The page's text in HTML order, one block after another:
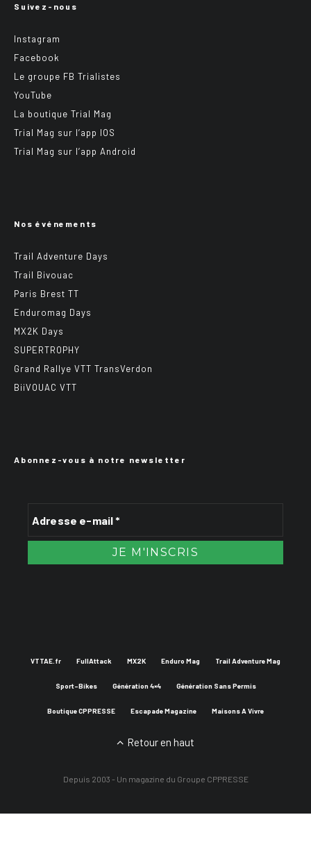
Suivez-nous
Instagram
Facebook
Le groupe FB Trialistes
YouTube
La boutique Trial Mag
Trial Mag sur l’app IOS
Trial Mag sur l’app Android
Nos événements
Trail Adventure Days
Trail Bivouac
Paris Brest TT
Enduromag Days
MX2K Days
SUPERTROPHY
Grand Rallye VTT TransVerdon
BiiVOUAC VTT
Abonnez-vous à notre newsletter
VTTAE.fr FullAttack MX2K Enduro Mag Trail Adventure Mag
Sport-Bikes Génération 4×4 Génération Sans Permis
Boutique CPPRESSE Escapade Magazine Maisons A Vivre
Retour en haut
Depuis 2003 - Un magazine du Groupe CPPRESSE